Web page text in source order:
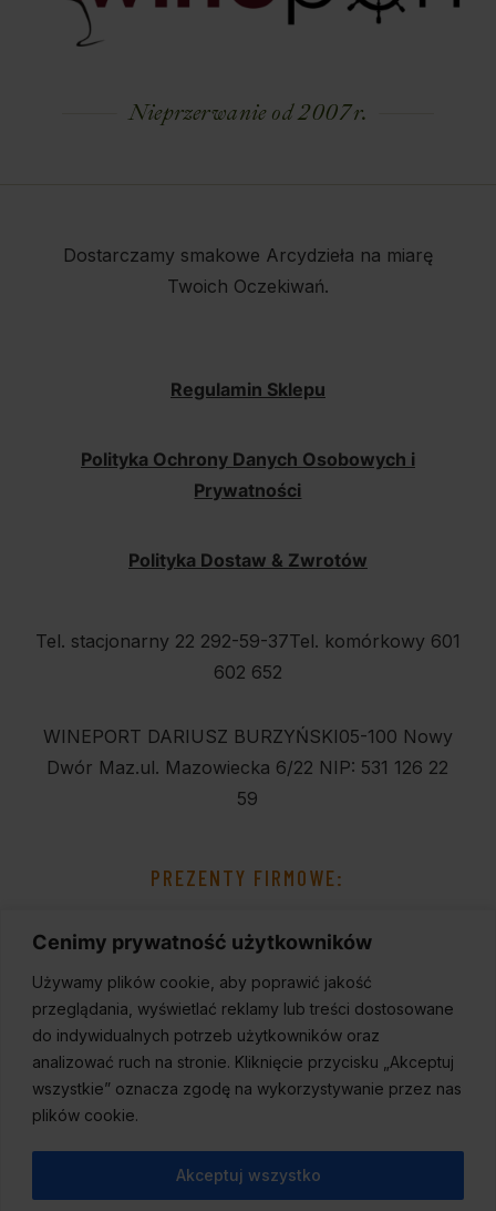
Cenimy prywatność użytkowników
Używamy plików cookie, aby poprawić jakość
przeglądania, wyświetlać reklamy lub treści dostosowane
do indywidualnych potrzeb użytkowników oraz
analizować ruch na stronie. Kliknięcie przycisku „Akceptuj
wszystkie” oznacza zgodę na wykorzystywanie przez nas
plików cookie.
Akceptuj wszystko
Nieprzerwanie od 2007 r.
Dostarczamy smakowe Arcydzieła na miarę
Twoich Oczekiwań.
Regulamin Sklepu
Polityka Ochrony Danych Osobowych i
Prywatności
Polityka Dostaw & Zwrotów
Tel. stacjonarny 22 292-59-37Tel. komórkowy 601
602 652
WINEPORT DARIUSZ BURZYŃSKI05-100 Nowy
Dwór Maz.ul. Mazowiecka 6/22 NIP: 531 126 22
59
PREZENTY FIRMOWE: